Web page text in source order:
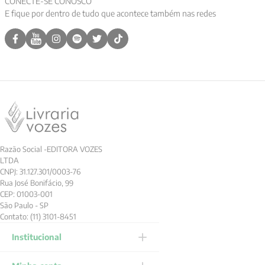
E fique por dentro de tudo que acontece também nas redes
Razão Social -EDITORA VOZES
LTDA
CNPJ: 31.127.301/0003-76
Rua José Bonifácio, 99
CEP: 01003-001
São Paulo - SP
Contato: (11) 3101-8451
Institucional
9º aristoteles
10º psicologia